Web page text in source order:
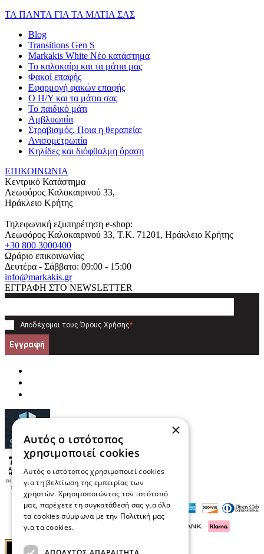
ΤΑ ΠΑΝΤΑ ΓΙΑ ΤΑ ΜΑΤΙΑ ΣΑΣ
Blog
Transitions Gen S
Markakis White Νέο κατάστημα
Το καλοκαίρι και τα μάτια μας
Φακοί επαφής
Εφαρμογή φακών επαφής
Ο Η/Υ και τα μάτια σας
Το παιδικό μάτι
Αμβλυωπία
Στραβισμός. Ποια η θεραπεία;
Ανισομετρωπία
Κηλίδες και διόφθαλμη όραση
ΕΠΙΚΟΙΝΩΝΙΑ
Κεντρικό Κατάστημα
Λεωφόρος Καλοκαιρινού 33,
Ηράκλειο Κρήτης
Τηλεφωνική εξυπηρέτηση e-shop:
Λεωφόρος Καλοκαιρινού 33, T.K. 71201 , Ηράκλειο Κρήτης
+30 800 3000400
Ωράριο επικοινωνίας
Δευτέρα - Σάββατο: 09:00 - 15:00
info@markakis.gr
ΕΓΓΡΑΦΗ ΣΤΟ NEWSLETTER
Αποδέχομαι τους Όρους Χρήσης*
Εγγραφή
×
Αυτός ο ιστότοπος
χρησιμοποιεί cookies
Αυτός ο ιστότοπος χρησιμοποιεί cookies
για τη βελτίωση της εμπειρίας των
χρηστών. Χρησιμοποιώντας τον ιστότοπό
μας, παρέχετε τη συγκατάθεσή σας για όλα
τα cookies σύμφωνα με την Πολιτική μας
για τα cookies.